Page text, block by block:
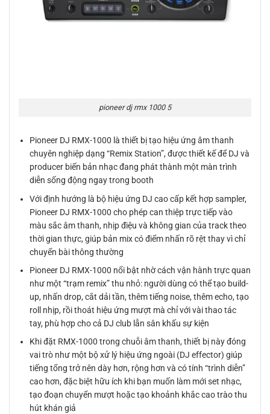
pioneer dj rmx 1000 5
Pioneer DJ RMX-1000 là thiết bị tạo hiệu ứng âm thanh
chuyên nghiệp dạng “Remix Station”, được thiết kế để DJ và
producer biến bản nhạc đang phát thành một màn trình
diễn sống động ngay trong booth
Với định hướng là bộ hiệu ứng DJ cao cấp kết hợp sampler,
Pioneer DJ RMX-1000 cho phép can thiệp trực tiếp vào
màu sắc âm thanh, nhịp điệu và không gian của track theo
thời gian thực, giúp bản mix có điểm nhấn rõ rệt thay vì chỉ
chuyển bài thông thường
Pioneer DJ RMX-1000 nổi bật nhờ cách vận hành trực quan
như một “trạm remix” thu nhỏ: người dùng có thể tạo build-
up, nhấn drop, cắt dải tần, thêm tiếng noise, thêm echo, tạo
roll nhịp, rồi thoát hiệu ứng mượt mà chỉ với vài thao tác
tay, phù hợp cho cả DJ club lẫn sân khấu sự kiện
Khi đặt RMX-1000 trong chuỗi âm thanh, thiết bị này đóng
vai trò như một bộ xử lý hiệu ứng ngoài (DJ effector) giúp
tiếng tổng trở nên dày hơn, rộng hơn và có tính “trình diễn”
cao hơn, đặc biệt hữu ích khi bạn muốn làm mới set nhạc,
tạo đoạn chuyển mượt hoặc tạo khoảnh khắc cao trào thu
hút khán giả